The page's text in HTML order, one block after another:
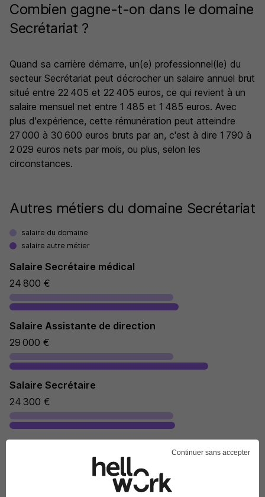
Combien gagne-t-on dans le domaine
Secrétariat ?
Quand sa carrière démarre, un(e) professionnel(le) du
secteur Secrétariat peut décrocher un salaire annuel brut
situé entre 22 405 et 22 405 euros, ce qui revient à un
salaire mensuel net entre 1 485 et 1 485 euros. Avec
plus d'expérience, cette rémunération peut atteindre
27 000 à 30 600 euros bruts par an, c'est à dire 1 790 à
2 029 euros nets par mois, ou plus, selon les
circonstances.
Autres métiers du domaine Secrétariat
salaire du domaine
salaire autre métier
Salaire Secrétaire médical
24 800 €
Salaire Assistante de direction
29 000 €
Salaire Secrétaire
24 300 €
Continuer sans accepter